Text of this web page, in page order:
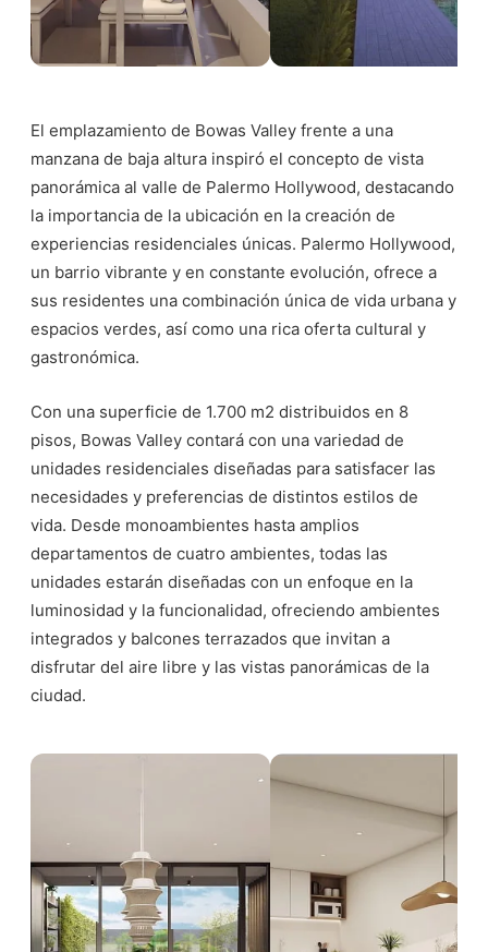
El emplazamiento de Bowas Valley frente a una
manzana de baja altura inspiró el concepto de vista
panorámica al valle de Palermo Hollywood, destacando
la importancia de la ubicación en la creación de
experiencias residenciales únicas. Palermo Hollywood,
un barrio vibrante y en constante evolución, ofrece a
sus residentes una combinación única de vida urbana y
espacios verdes, así como una rica oferta cultural y
gastronómica.
Con una superficie de 1.700 m2 distribuidos en 8
pisos, Bowas Valley contará con una variedad de
unidades residenciales diseñadas para satisfacer las
necesidades y preferencias de distintos estilos de
vida. Desde monoambientes hasta amplios
departamentos de cuatro ambientes, todas las
unidades estarán diseñadas con un enfoque en la
luminosidad y la funcionalidad, ofreciendo ambientes
integrados y balcones terrazados que invitan a
disfrutar del aire libre y las vistas panorámicas de la
ciudad.